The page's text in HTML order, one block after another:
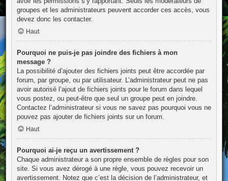
groupes et les administrateurs peuvent accorder ces accès, vous
devez donc les contacter.
Haut
Pourquoi ne puis-je pas joindre des fichiers à mon
message ?
La possibilité d’ajouter des fichiers joints peut être accordée par
forum, par groupe, ou par utilisateur. L’administrateur peut ne pas
avoir autorisé l’ajout de fichiers joints pour le forum dans lequel
vous postez, ou peut-être que seul un groupe peut en joindre.
Contactez l’administrateur si vous ne savez pas pourquoi vous ne
pouvez pas ajouter de fichiers joints sur un forum.
Haut
Pourquoi ai-je reçu un avertissement ?
Chaque administrateur a son propre ensemble de règles pour son
site. Si vous avez dérogé à une règle, vous pouvez recevoir un
avertissement. Notez que c’est la décision de l’administrateur, et